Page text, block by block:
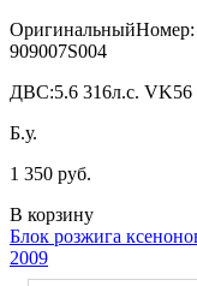
ОригинальныйНомер:
909007S004
ДВС:5.6 316л.с.
Б.у.
1 350 руб.
В корзину
Блок розжига
2009